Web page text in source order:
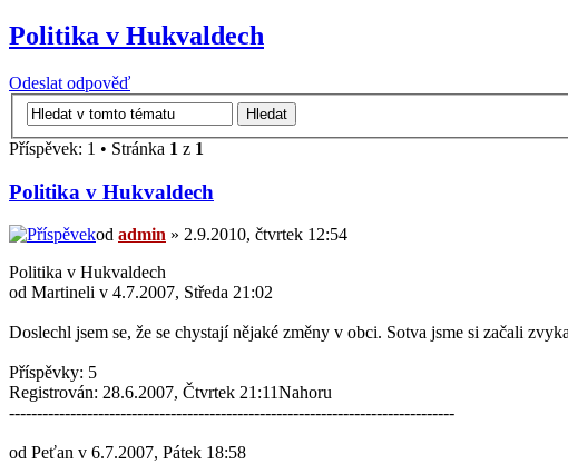
Politika v Hukvaldech
Odeslat odpověď
Příspěvek: 1 • Stránka 1 z 1
Politika v Hukvaldech
od admin » 2.9.2010, čtvrtek 12:54
Politika v Hukvaldech
od Martineli v 4.7.2007, Středa 21:02
Doslechl jsem se, že se chystají nějaké změny v obci. Sotva jsme si začali
Příspěvky: 5
Registrován: 28.6.2007, Čtvrtek 21:11Nahoru
--------------------------------------------------------------------------------
od Peťan v 6.7.2007, Pátek 18:58